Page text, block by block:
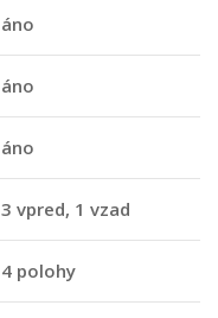
áno
áno
áno
3 vpred, 1 vzad
4 polohy